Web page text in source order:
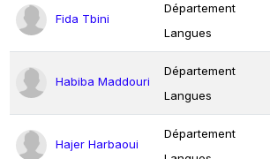
Fida Tbini
Département
Langues
Habiba Maddouri
Département
Langues
Hajer Harbaoui
Département